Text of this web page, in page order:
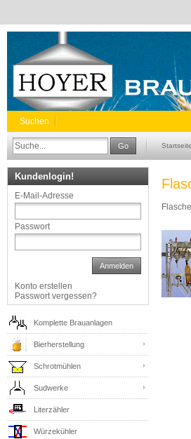
Suchen
Go Startseite
Kundenlogin!
E-Mail-Adresse
Passwort
Anmelden
Konto erstellen
Passwort vergessen?
Komplette Brauanlagen
Bierherstellung
Schrotmühlen
Sudwerke
Literzähler
Würzekühler